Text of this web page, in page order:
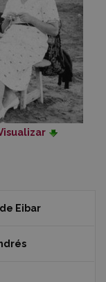
Eibar